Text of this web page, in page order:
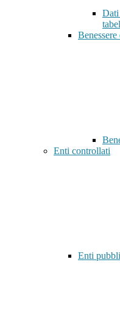
Dati
Enti controllati
Enti